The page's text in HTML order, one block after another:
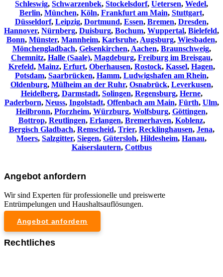
Schleswig, Schwarzenbek, Stockelsdorf, Uetersen, Wedel,
Berlin, München, Köln, Frankfurt am Main, Stuttgart,
Düsseldorf, Leipzig, Dortmund, Essen, Bremen, Dresden,
Hannover, Nürnberg, Duisburg, Bochum, Wuppertal, Bielefeld,
Bonn, Münster, Mannheim, Karlsruhe, Augsburg, Wiesbaden,
Mönchengladbach, Gelsenkirchen, Aachen, Braunschweig,
Chemnitz⁠, Halle (Saale), Magdeburg, Freiburg im Breisgau,
Krefeld, Mainz, Erfurt, Oberhausen, Rostock, Kassel, Hagen,
Potsdam, Saarbrücken, Hamm, Ludwigshafen am Rhein,
Oldenburg, Mülheim an der Ruhr, Osnabrück, Leverkusen,
Heidelberg, Darmstadt, Solingen, Regensburg, Herne,
Paderborn, Neuss, Ingolstadt, Offenbach am Main, Fürth, Ulm,
Heilbronn, Pforzheim, Würzburg, Wolfsburg, Göttingen,
Bottrop, Reutlingen, Erlangen, Bremerhaven, Koblenz,
Bergisch Gladbach, Remscheid, Trier, Recklinghausen, Jena,
Moers, Salzgitter, Siegen, Gütersloh, Hildesheim, Hanau,
Kaiserslautern, Cottbus
Angebot anfordern
Wir sind Experten für professionelle und preiswerte
Entrümpelungen und Haushaltsauflösungen.
Angebot anfordern
Rechtliches